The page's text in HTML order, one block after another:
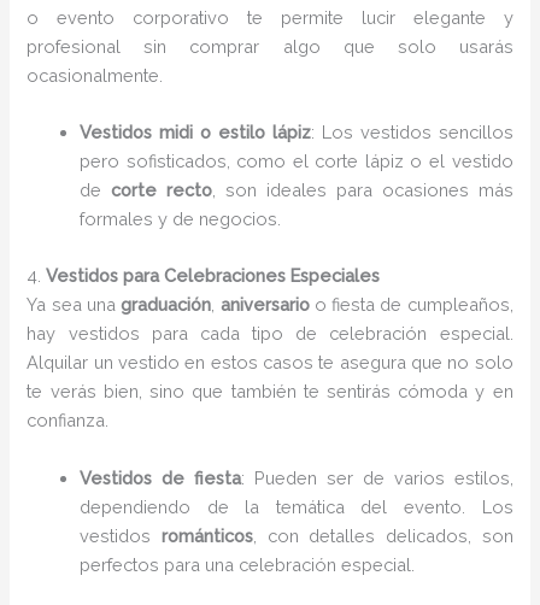
o evento corporativo te permite lucir elegante y
profesional sin comprar algo que solo usarás
ocasionalmente.
Vestidos midi o estilo lápiz: Los vestidos sencillos
pero sofisticados, como el corte lápiz o el vestido
decorte recto , son ideales para ocasiones más
formales y de negocios.
4.Vestidos para Celebraciones Especiales
Ya sea unagraduación aniversarioo fiesta de cumpleaños,
hay vestidos para cada tipo de celebración especial.
Alquilar un vestido en estos casos te asegura que no solo
te verás bien, sino que también te sentirás cómoda y en
confianza.
Vestidos de fiesta: Pueden ser de varios estilos,
dependiendo de la temática del evento. Los
vestidos románticos, con detalles delicados, son
perfectos para una celebración especial.